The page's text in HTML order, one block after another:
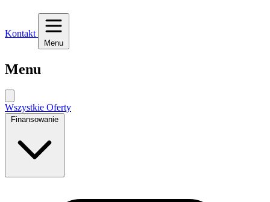
Kontakt
Menu
Menu
Wszystkie Oferty
Finansowanie